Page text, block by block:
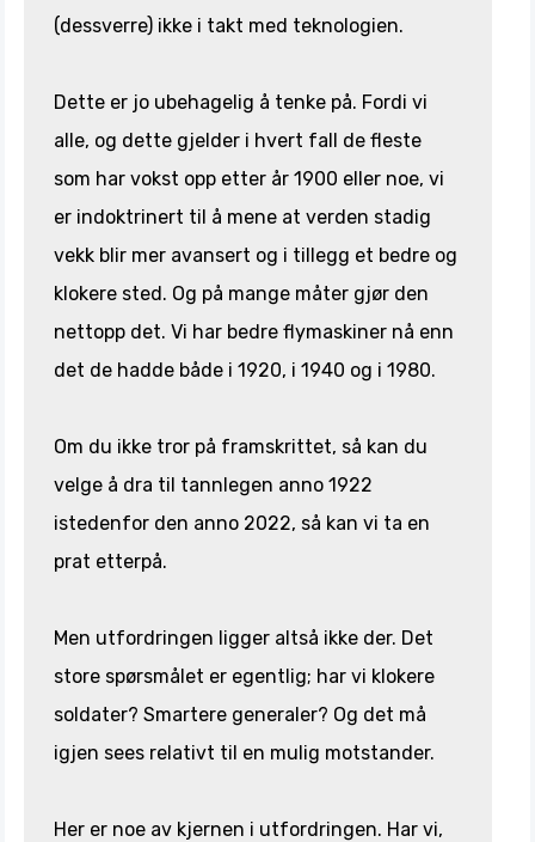
(dessverre) ikke i takt med teknologien.
Dette er jo ubehagelig å tenke på. Fordi vi
alle, og dette gjelder i hvert fall de fleste
som har vokst opp etter år 1900 eller noe, vi
er indoktrinert til å mene at verden stadig
vekk blir mer avansert og i tillegg et bedre og
klokere sted. Og på mange måter gjør den
nettopp det. Vi har bedre flymaskiner nå enn
det de hadde både i 1920, i 1940 og i 1980.
Om du ikke tror på framskrittet, så kan du
velge å dra til tannlegen anno 1922
istedenfor den anno 2022, så kan vi ta en
prat etterpå.
Men utfordringen ligger altså ikke der. Det
store spørsmålet er egentlig; har vi klokere
soldater? Smartere generaler? Og det må
igjen sees relativt til en mulig motstander.
Her er noe av kjernen i utfordringen. Har vi,